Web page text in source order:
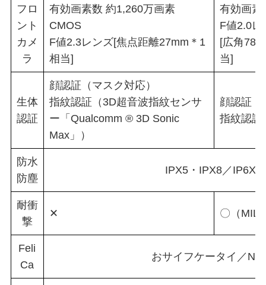
フロ
ント
カメ
ラ
有効画素数 約1,260万画素
CMOS
F値2.3レンズ[焦点距離27mm＊1
相当]
有効画素
F値2.0レ
[広角78°
当]
生体
認証
顔認証（マスク対応）
指紋認証（3D超音波指紋センサ
ー「Qualcomm ® 3D Sonic
Max」）
顔認証（
指紋認証
防水
防塵
IPX5・IPX8／IP6X
耐衝
撃
✕ 〇（MIL-
Feli
Ca
おサイフケータイ／